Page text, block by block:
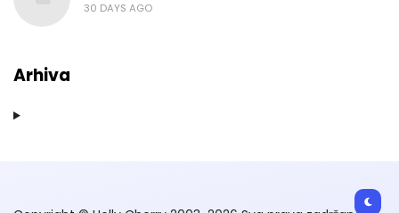
30 DAYS AGO
Arhiva